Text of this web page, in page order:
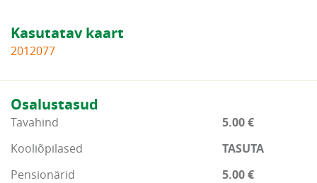
Kasutatav kaart
2012077
Osalustasud
Tavahind
5.00 €
Kooliõpilased
TASUTA
Pensionärid
5.00 €